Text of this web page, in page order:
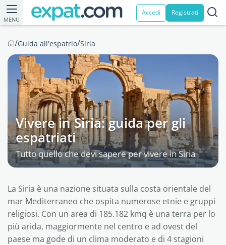
MENU
Accedi Registrati
/Guida all'espatrio/Siria
Vivere in Siria: guida per gli
espatriati
Tutto quello che devi sapere per vivere in Siria
La Siria è una nazione situata sulla costa orientale del
mar Mediterraneo che ospita numerose etnie e gruppi
religiosi. Con un area di 185.182 kmq è una terra per lo
più arida, maggiormente nel centro e ad ovest del
paese ma gode di un clima moderato e di 4 stagioni